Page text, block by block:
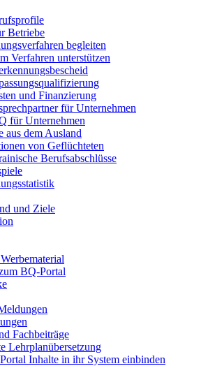
Betriebe
begleiten
Verfahren unterstützen
und Finanzierung
für Unternehmen
für Unternehmen
aus dem Ausland
von Geflüchteten
Berufsabschlüsse
und Ziele
BQ-Portal
Fachbeiträge
Lehrplanübersetzung
Inhalte in ihr System einbinden